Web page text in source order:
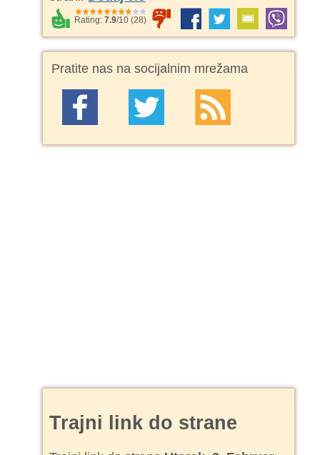
Rating:7.9/10 (28)
Pratite nas na socijalnim mrežama
Trajni link do strane